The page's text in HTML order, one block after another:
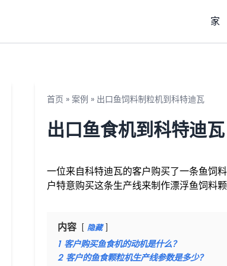
家
首页 » 案例 » 出口鱼饲料制粒机到科特迪瓦
出口鱼食机到科特迪瓦
一位来自科特迪瓦的客户购买了一条鱼饲
户特意购买这条生产线来制作漂浮鱼饲料颗
内容 隐藏
1 客户购买鱼食机的动机是什么？
2 客户的鱼食颗粒机生产线参数是多少？